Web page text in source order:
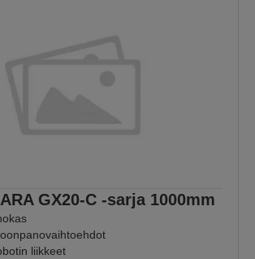
GX20-C -sarja 1000mm
liikkeet